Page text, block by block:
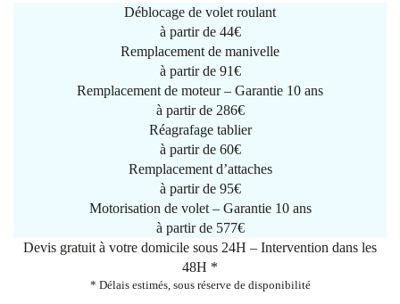
Déblocage de volet roulant
à partir de 44€
Remplacement de manivelle
à partir de 91€
Remplacement de moteur – Garantie 10 ans
à partir de 286€
Réagrafage tablier
à partir de 60€
Remplacement d’attaches
à partir de 95€
Motorisation de volet – Garantie 10 ans
à partir de 577€
Devis gratuit à votre domicile sous 24H – Intervention dans les
48H *
* Délais estimés, sous réserve de disponibilité